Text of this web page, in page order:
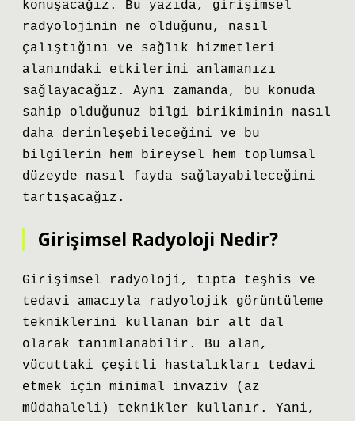
konuşacağız. Bu yazıda, girişimsel
radyolojinin ne olduğunu, nasıl
çalıştığını ve sağlık hizmetleri
alanındaki etkilerini anlamanızı
sağlayacağız. Aynı zamanda, bu konuda
sahip olduğunuz bilgi birikiminin nasıl
daha derinleşebileceğini ve bu
bilgilerin hem bireysel hem toplumsal
düzeyde nasıl fayda sağlayabileceğini
tartışacağız.
Girişimsel Radyoloji Nedir?
Girişimsel radyoloji, tıpta teşhis ve
tedavi amacıyla radyolojik görüntüleme
tekniklerini kullanan bir alt dal
olarak tanımlanabilir. Bu alan,
vücuttaki çeşitli hastalıkları tedavi
etmek için minimal invaziv (az
müdahaleli) teknikler kullanır. Yani,